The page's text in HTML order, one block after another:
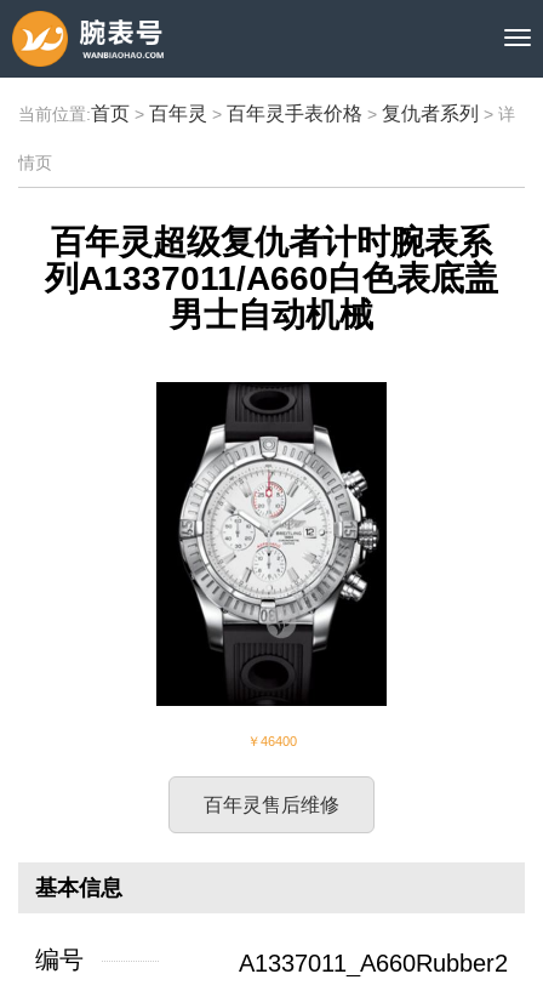
当前位置:首页 > 百年灵 > 百年灵手表价格 > 复仇者系列 > 详
情页
百年灵超级复仇者计时腕表系
列A1337011/A660白色表底盖
男士自动机械
￥46400
百年灵售后维修
基本信息
编号
A1337011_A660Rubber2